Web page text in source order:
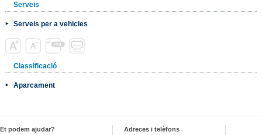
Serveis
Serveis per a vehicles
Classificació
Aparcament
Et podem ajudar?
Adreces i telèfons